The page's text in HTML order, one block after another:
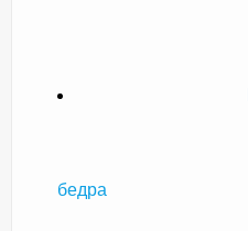
бедра